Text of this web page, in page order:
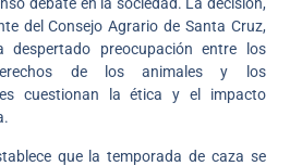
debate en la sociedad. La decisión,
del Consejo Agrario de Santa Cruz,
despertado preocupación entre los
de los animales y los
cuestionan la ética y el impacto
que la temporada de caza se